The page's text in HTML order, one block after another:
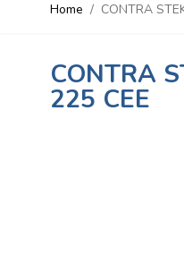
Home / CONTRA
CONTRA
225 CEE